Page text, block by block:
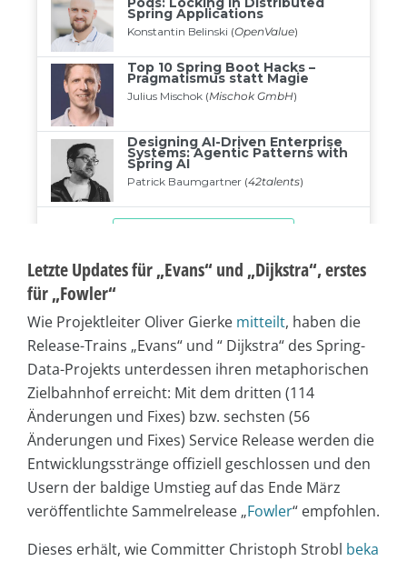
Letzte Updates für „Evans“ und „Dijkstra“, erstes
für „Fowler“
Wie Projektleiter Oliver Gierke mitteilt, haben die
Release-Trains „Evans“ und “ Dijkstra“ des Spring-
Data-Projekts unterdessen ihren metaphorischen
Zielbahnhof erreicht: Mit dem dritten (114
Änderungen und Fixes) bzw. sechsten (56
Änderungen und Fixes) Service Release werden die
Entwicklungsstränge offiziell geschlossen und den
Usern der baldige Umstieg auf das Ende März
veröffentlichte Sammelrelease „Fowler“ empfohlen.
Dieses erhält, wie Committer Christoph Strobl beka